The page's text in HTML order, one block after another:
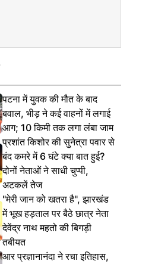
पटना में युवक की मौत के बाद
बवाल, भीड़ ने कई वाहनों में लगाई
आग; 10 किमी तक लगा लंबा जाम
प्रशांत किशोर की सुनेत्रा पवार से
बंद कमरे में 6 घंटे क्या बात हुई?
दोनों नेताओं ने साधी चुप्पी,
अटकलें तेज
"मेरी जान को खतरा है", झारखंड
में भूख हड़ताल पर बैठे छात्र नेता
देवेंद्र नाथ महतो की बिगड़ी
तबीयत
आर प्रज्ञानानंदा ने रचा इतिहास,